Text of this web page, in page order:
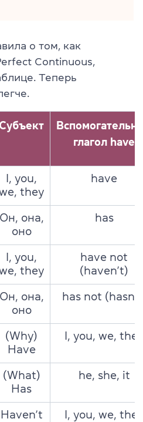
о том, как
Continuous,
Теперь
Субъект
глагол have
I, you,
they
have
Он, она,
оно
has
I, you,
they
have not
(haven’t)
Он, она,
оно
has not
(Why)
Have
I, you, we, they
(What)
Has
he, she, it
Haven’t I, you, we, they